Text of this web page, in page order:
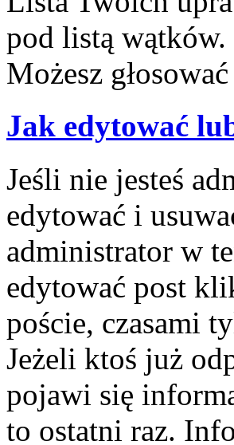
pod listą
Możesz
Jak edytować
Jeśli nie jesteś
edytować i
administrator w
edytować post
poście, czasami
Jeżeli ktoś już
pojawi się
to ostatni raz.